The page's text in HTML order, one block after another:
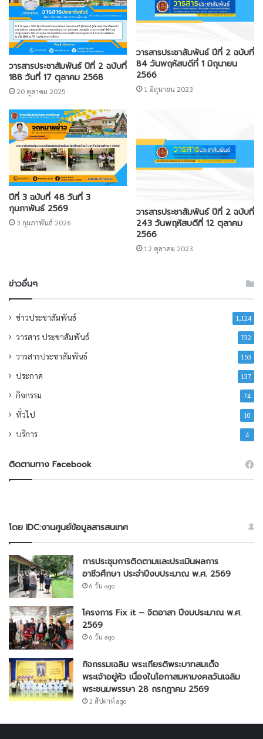
วารสารประชาสัมพันธ์ ปีที่ 2 ฉบับที่
188 วันที่ 17 ตุลาคม 2568
20 ตุลาคม 2025
วารสารประชาสัมพันธ์ ปีที่ 2 ฉบับที่
84 วันพฤหัสบดีที่ 1 มิถุนายน
2566
1 มิถุนายน 2023
ปีที่ 3 ฉบับที่ 48 วันที่ 3
กุมภาพันธ์ 2569
3 กุมภาพันธ์ 2026
วารสารประชาสัมพันธ์ ปีที่ 2 ฉบับที่
243 วันพฤหัสบดีที่ 12 ตุลาคม
2566
12 ตุลาคม 2023
ข่าวอื่นๆ
ข่าวประชาสัมพันธ์ 1,124
วารสาร ประชาสัมพันธ์ 732
วารสารประชาสัมพันธ์ 153
ประกาศ 137
กิจกรรม 74
ทั่วไป 10
บริการ 4
ติดตามทาง Facebook
โดย IDC:งานศูนย์ข้อมูลสารสนเทศ
การประชุมการติดตามและประเมินผลการ
อาชีวศึกษา ประจำปีงบประมาณ พ.ศ. 2569
6 วัน ago
โครงการ Fix it – จิตอาสา ปีงบประมาณ พ.ศ.
2569
6 วัน ago
กิจกรรมเฉลิม พระเกียรติพระบาทสมเด็จ
พระเจ้าอยู่หัว เนื่องในโอกาสมหามงคลวันเฉลิม
พระชนมพรรษา 28 กรกฎาคม 2569
2 สัปดาห์ ago